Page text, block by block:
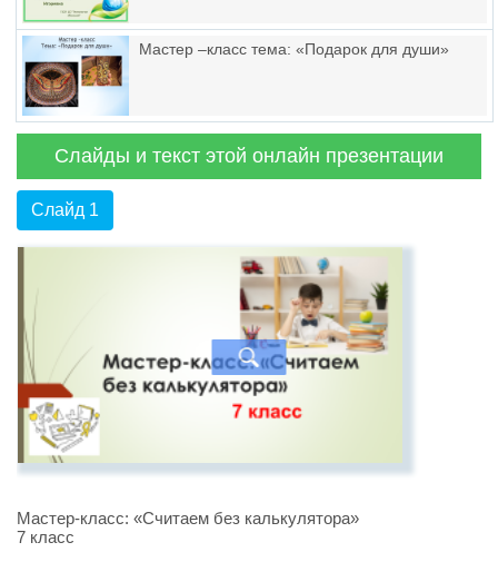
Мастер –класс тема: «Подарок для души»
Слайды и текст этой онлайн презентации
Слайд 1
Мастер-класс: «Считаем без калькулятора»
7 класс